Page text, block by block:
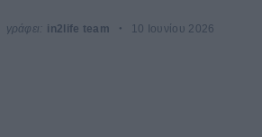
γράφει: in2life team 10 Ιουνίου 2026